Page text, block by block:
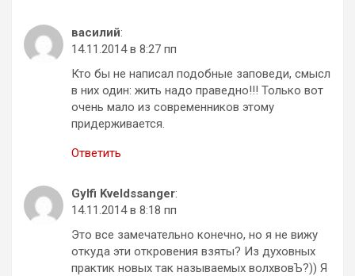
василий:
14.11.2014 в 8:27 пп
Кто бы не написал подобные заповеди, смысл
в них один: жить надо праведно!!! Только вот
очень мало из современников этому
придерживается.
Ответить
Gylfi Kveldssanger:
14.11.2014 в 8:18 пп
Это все замечательно конечно, но я не вижу
откуда эти откровения взяты? Из духовных
практик новых так называемых волхвовЪ?)) Я